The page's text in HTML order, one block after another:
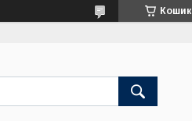
Кошик